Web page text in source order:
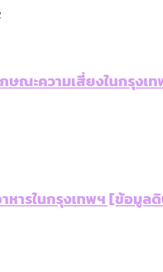
ษณะความเสี่ยงในกรุง
หารในกรุงเทพฯ [ข้อมูล